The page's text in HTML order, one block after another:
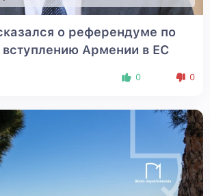
о референдуме по
Армении в ЕС
0 0